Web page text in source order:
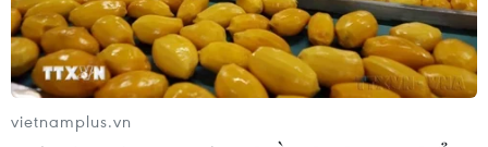
Theo dõi VietnamPlus
vietnamplus.vn